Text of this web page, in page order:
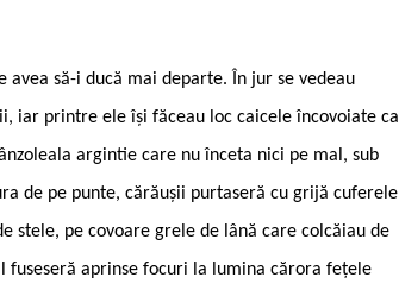
avea să-i ducă mai departe. În jur se vedeau
iar printre ele își făceau loc caicele încovoiate ca
argintie care nu înceta nici pe mal, sub
de pe punte, cărăușii purtaseră cu grijă cuferele
stele, pe covoare grele de lână care colcăiau de
fuseseră aprinse focuri la lumina cărora fețele